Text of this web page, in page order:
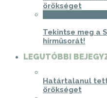
örökséget
Tekintse meg a
hírműsorát!
LEGUTÓBBI
Határtalanul
örökséget